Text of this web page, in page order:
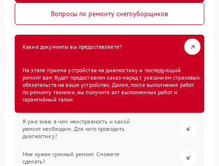
Вопросы по ремонту снегоуборщиков
Какие документы вы предоставляете?
На этапе приема устройства на диагностику и последующий
ремонт вам будет предоставлен заказ-наряд с указанием страховых
обязательств на ваше устройство. Далее, после выполнения работ
по ремонту техники, вы получите акт выполненных работ и
гарантийный талон.
Я уже знаю в чем неисправность и какой
ремонт необходим. Для чего проводить
диагностику?
Мне нужен срочный ремонт. Сможете
сделать?